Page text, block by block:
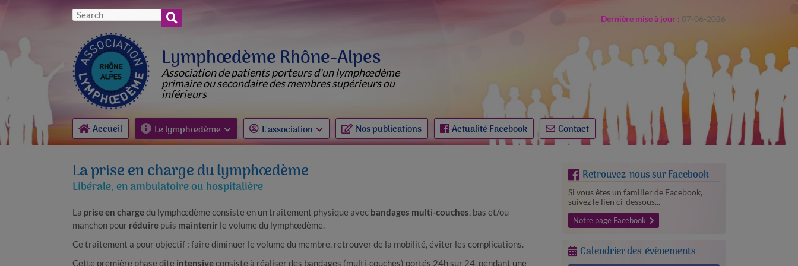
Dernière mise à jour : 07-​06-​2026
Lymphœdème Rhône-Alpes
Association de patients porteurs d'un lymphœdème
primaire ou secondaire des membres supérieurs ou
inférieurs
Accueil Le lymphœdème L'association Nos publications Actualité Facebook Contact
La prise en charge du lymphœdème
Libérale, en ambulatoire ou hospitalière
La prise en chargedu lymphœdème consiste en un traitement physique avec bandages multi-​couches, bas et/​ou
manchon pour réduire puis maintenir le volume du lymphœdème.
Ce traitement a pour objectif : faire diminuer le volume du membre, retrouver de la mobilité, éviter les complications.
Cette première phase dite intensiveconsiste à réaliser des bandages (multi-​couches) portés 24h sur 24, pendant une
Retrouvez-nous sur Facebook
Si vous êtes un familier de Facebook,
suivez le lien ci-dessous...
Notre page Facebook
Calendrier des évènements